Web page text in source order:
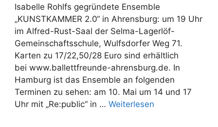
Isabelle Rohlfs gegründete Ensemble
„KUNSTKAMMER 2.0“ in Ahrensburg: um 19 Uhr
im Alfred-Rust-Saal der Selma-Lagerlöf-
Gemeinschaftsschule, Wulfsdorfer Weg 71.
Karten zu 17/22,50/28 Euro sind erhältlich
bei www.ballettfreunde-ahrensburg.de. In
Hamburg ist das Ensemble an folgenden
Terminen zu sehen: am 10. Mai um 14 und 17
Uhr mit „Re:public“ in … Weiterlesen